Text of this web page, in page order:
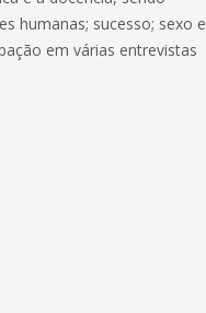
humanas; sucesso; sexo e
em várias entrevistas